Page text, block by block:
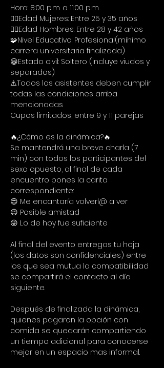
Hora: 8:00 p.m. a 11:00 p.m.
🙋‍♀Edad Mujeres: Entre 25 y 35 años
🙋‍♂Edad Hombres: Entre 28 y 42 años
🧩Nivel Educativo: Profesional(mínimo
carrera universitaria finalizada)
😀Estado civil: Soltero (incluye viudos y
separados)
⚠️Todos los asistentes deben cumplir
todas las condiciones arriba
mencionadas
Cupos limitados, entre 9 y 11 parejas
🔥¿Cómo es la dinámica?🔥
Se mantendrá una breve charla (7
min) con todos los participantes del
sexo opuesto, al final de cada
encuentro pones la carita
correspondiente:
😍 Me encantaría volverl@ a ver
😉 Posible amistad
😜 Lo de hoy fue suficiente
Al final del evento entregas tu hoja
(los datos son confidenciales) entre
los que sea mutua la compatibilidad
se compartirá el contacto al día
siguiente.
Después de finalizada la dinámica,
quienes pagaron la opción con
comida se quedarán compartiendo
un tiempo adicional para conocerse
mejor en un espacio mas informal.